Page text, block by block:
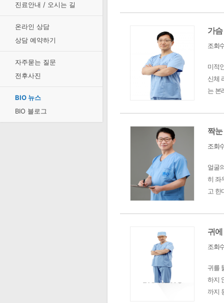
진료안내 / 오시는 길
온라인 상담
상담 예약하기
자주묻는 질문
전후사진
BIO 뉴스
BIO 블로그
가슴
조회
미적
신체
는 본
짝
조회
얼굴
히 좌
고 한
귀
조회
귀를
하지
까지